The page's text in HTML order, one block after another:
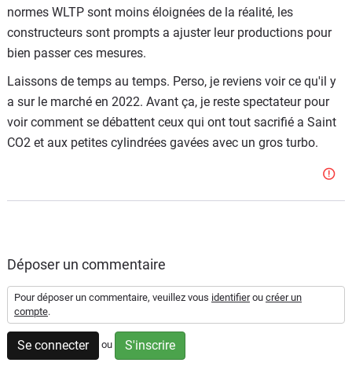
normes WLTP sont moins éloignées de la réalité, les
constructeurs sont prompts a ajuster leur productions pour
bien passer ces mesures.
Laissons de temps au temps. Perso, je reviens voir ce qu'il y
a sur le marché en 2022. Avant ça, je reste spectateur pour
voir comment se débattent ceux qui ont tout sacrifié a Saint
CO2 et aux petites cylindrées gavées avec un gros turbo.
Déposer un commentaire
Pour déposer un commentaire, veuillez vous identifierou créer un
compte.
Se connecter ou S'inscrire